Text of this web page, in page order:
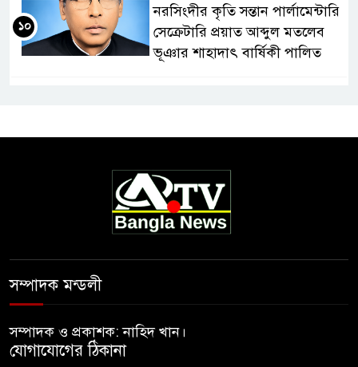
নরসিংদীর কৃতি সন্তান পার্লামেন্টারি
সেক্রেটারি প্রয়াত আব্দুল মতলেব
ভূঞার শাহাদাৎ বার্ষিকী পালিত
১০
সম্পাদক মন্ডলী
সম্পাদক ও প্রকাশক: নাহিদ খান।
যোগাযোগের ঠিকানা